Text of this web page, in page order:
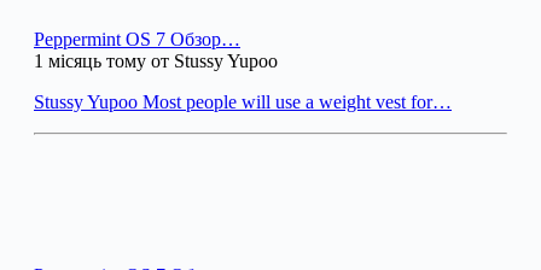
Peppermint OS 7 Обзор…
1 місяць тому от Stussy Yupoo
Stussy Yupoo Most people will use a weight vest for…